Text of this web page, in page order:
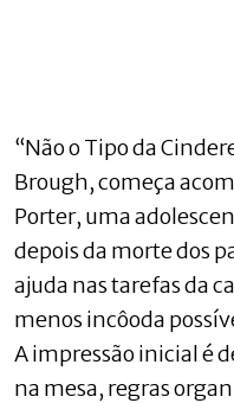
“Não o Tipo da
Brough, começa
Porter, uma
depois da morte dos
ajuda nas tarefas da
menos incôoda
A impressão inicial é
na mesa, regras